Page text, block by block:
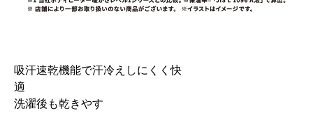
吸汗速乾機能で汗冷えしにくく快
洗濯後も乾きやす